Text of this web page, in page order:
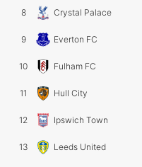
8 Crystal Palace
9 Everton FC
10 Fulham FC
11 Hull City
12 Ipswich Town
13 Leeds United